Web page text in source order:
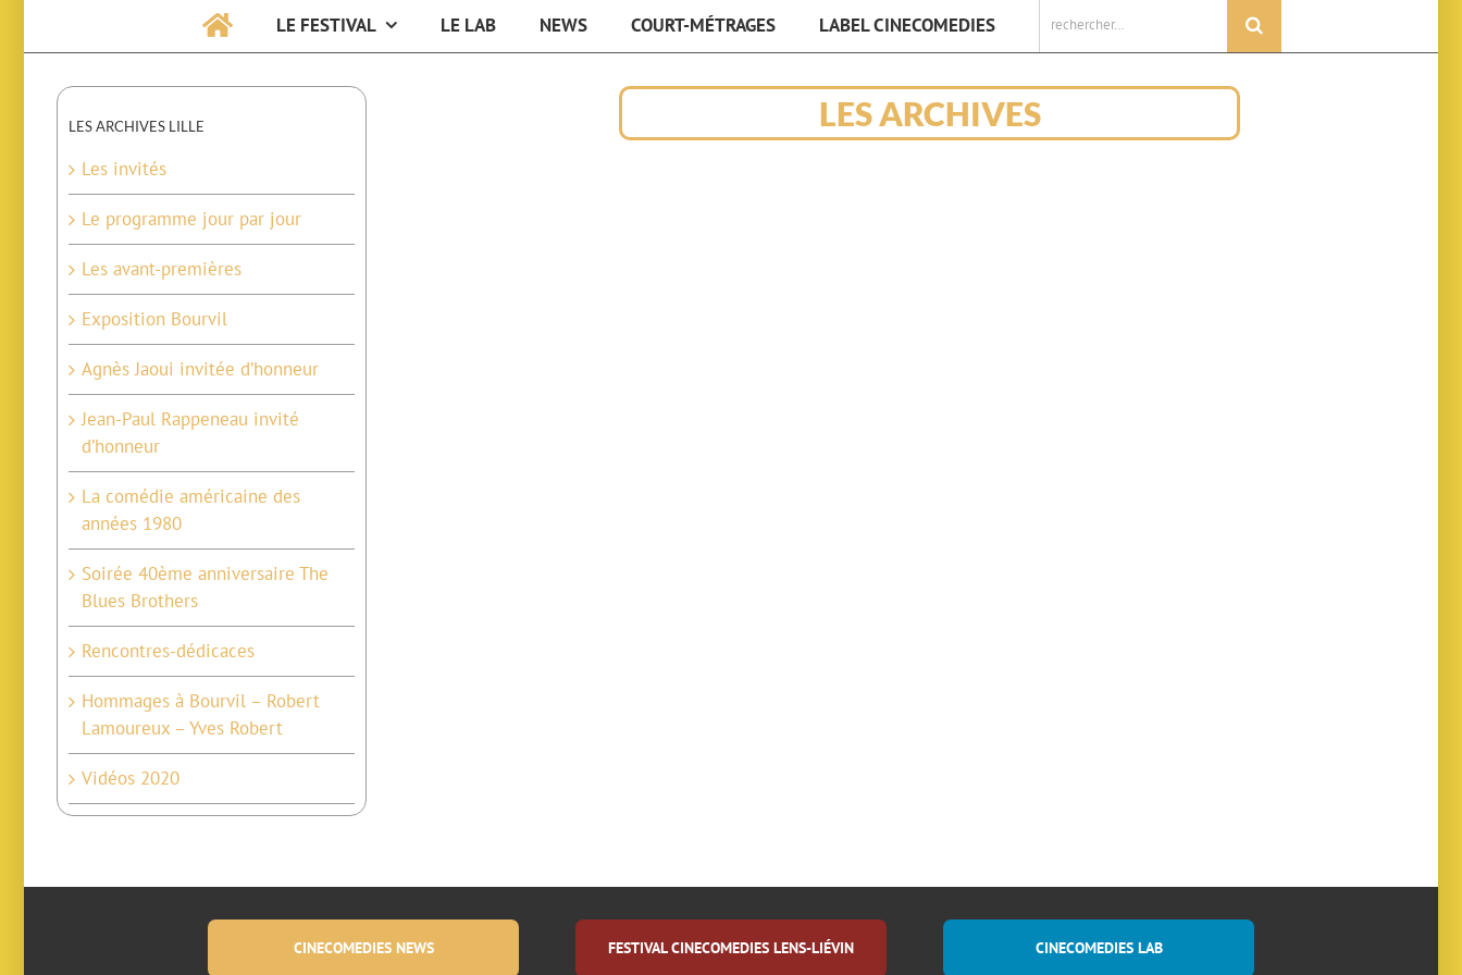
LE FESTIVAL LE LAB NEWS COURT-MÉTRAGES LABEL CINECOMEDIES
LES ARCHIVES
LES ARCHIVES LILLE
Les invités
Le programme jour par jour
Les avant-premières
Exposition Bourvil
Agnès Jaoui invitée d’honneur
Jean-Paul Rappeneau invité
d’honneur
La comédie américaine des
années 1980
Soirée 40ème anniversaire The
Blues Brothers
Rencontres-dédicaces
Hommages à Bourvil – Robert
Lamoureux – Yves Robert
Vidéos 2020
CINECOMEDIES NEWS FESTIVAL CINECOMEDIES LENS-LIÉVIN CINECOMEDIES LAB